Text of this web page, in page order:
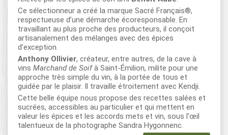
Ce sélectionneur a créé la marque Sacré Français®,
respectueuse d’une démarche écoresponsable. En
travaillant au plus proche des producteurs, il conçoit
artisanalement des mélanges avec des épices
d’exception.
Anthony Ollivier, créateur, entre autres, de la cave à
vins Marchand de Soifà Saint-Émilion, milite pour une
approche très simple du vin, à la portée de tous et
guidée par le plaisir. Il travaille étroitement avec Kendji.
Cette belle équipe nous propose des recettes salées et
sucrées, accessibles au particulier et qui mettent en
valeur les épices et les accords mets et vin, sous l’œil
talentueux de la photographe Sandra Hygonnenc.